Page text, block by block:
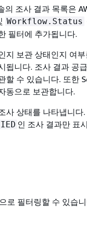
의 조사 결과 목록은
Workflow.Status
필터에 추가됩니다.
지 보관 상태인지 여
됩니다. 조사 결과 공
할 수 있습니다. 또한
동으로 보관합니다.
사 상태를 나타냅니
인 조사 결과만 표
로 필터링할 수 있습